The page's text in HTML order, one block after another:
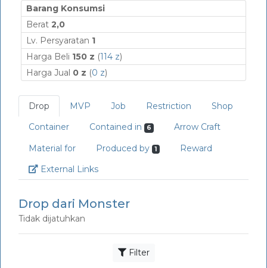
Barang Konsumsi
Berat 2,0
Lv. Persyaratan 1
Harga Beli 150 z (114 z)
Harga Jual 0 z (0 z)
Drop MVP Job Restriction
Shop
Container
Contained in 6
Arrow Craft
Material for
Produced by 1
Reward
External LinksLink
Drop dari Monster
Tidak dijatuhkan
Filter